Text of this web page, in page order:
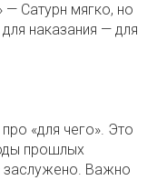
— Сатурн мягко, но
наказания — для
«для чего». Это
прошлых
заслужено. Важно